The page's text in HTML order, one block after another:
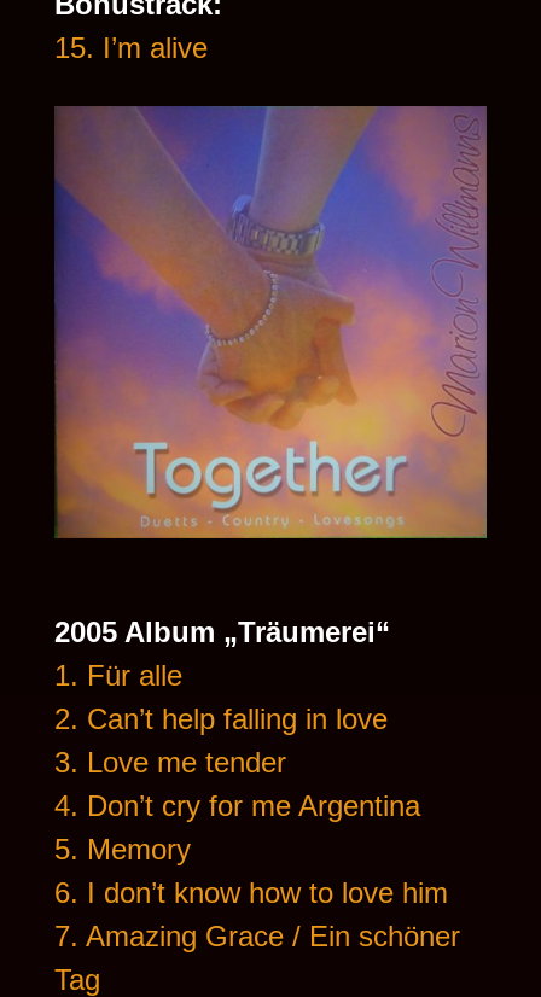
15. I’m alive
2005 Album „Träumerei“
1. Für alle
2. Can’t help falling in love
3. Love me tender
4. Don’t cry for me Argentina
5. Memory
6. I don’t know how to love him
7. Amazing Grace / Ein schöner
Tag